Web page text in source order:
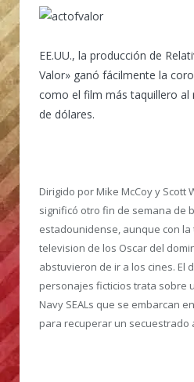
EE.UU., la producción de
Valor» ganó fácilmente la
como el film más taquillero al
de dólares.
Dirigido por Mike McCoy y Scott
significó otro fin de semana de
estadounidense, aunque con
television de los Oscar del
abstuvieron de ir a los cines. El
personajes ficticios trata sobre
Navy SEALs que se embarcan
para recuperar un secuestrado